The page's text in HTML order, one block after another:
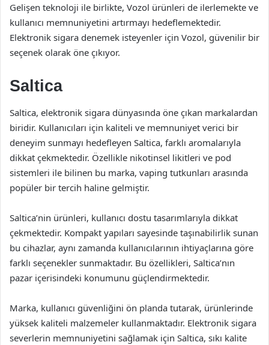
Gelişen teknoloji ile birlikte, Vozol ürünleri de ilerlemekte ve
kullanıcı memnuniyetini artırmayı hedeflemektedir.
Elektronik sigara denemek isteyenler için Vozol, güvenilir bir
seçenek olarak öne çıkıyor.
Saltica
Saltica, elektronik sigara dünyasında öne çıkan markalardan
biridir. Kullanıcıları için kaliteli ve memnuniyet verici bir
deneyim sunmayı hedefleyen Saltica, farklı aromalarıyla
dikkat çekmektedir. Özellikle nikotinsel likitleri ve pod
sistemleri ile bilinen bu marka, vaping tutkunları arasında
popüler bir tercih haline gelmiştir.
Saltica’nin ürünleri, kullanıcı dostu tasarımlarıyla dikkat
çekmektedir. Kompakt yapıları sayesinde taşınabilirlik sunan
bu cihazlar, aynı zamanda kullanıcılarının ihtiyaçlarına göre
farklı seçenekler sunmaktadır. Bu özellikleri, Saltica’nın
pazar içerisindeki konumunu güçlendirmektedir.
Marka, kullanıcı güvenliğini ön planda tutarak, ürünlerinde
yüksek kaliteli malzemeler kullanmaktadır. Elektronik sigara
severlerin memnuniyetini sağlamak için Saltica, sıkı kalite